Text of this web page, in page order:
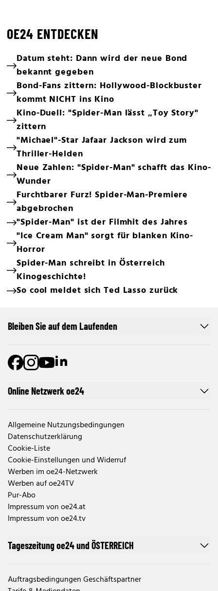
OE24 ENTDECKEN
Datum steht: Dann wird der neue Bond
bekannt gegeben
Bond-Fans zittern: Hollywood-Blockbuster
kommt NICHT ins Kino
Kino-Duell: "Spider-Man lässt „Toy Story"
zittern
"Michael"-Star Jafaar Jackson wird zum
Thriller-Helden
Neue Zahlen: "Spider-Man" schafft das Kino-
Wunder
Furchtbarer Furz! Spider-Man-Premiere
abgebrochen
"Spider-Man" ist der Filmhit des Jahres
"Ice Cream Man" sorgt für blanken Kino-
Horror
Spider-Man schreibt in Österreich
Kinogeschichte!
So cool meldet sich Ted Lasso zurück
Online Netzwerk oe24
Allgemeine Nutzungsbedingungen
Datenschutzerklärung
Cookie-Liste
Cookie-Einstellungen und Widerruf
Werben im oe24-Netzwerk
Werben auf oe24TV
Pur-Abo
Impressum von oe24.at
Impressum von oe24.tv
Tageszeitung oe24 und ÖSTERREICH
Auftragsbedingungen Geschäftspartner
Bleiben Sie auf dem Laufenden